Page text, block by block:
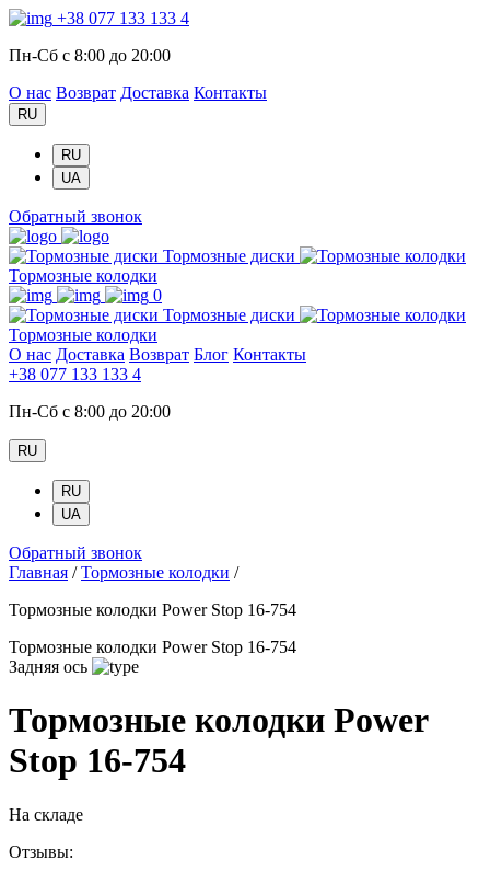
+38 077 133 133 4
Пн-Сб с 8:00 до 20:00
О нас Возврат Доставка Контакты
RU
RU
UA
Обратный звонок
Тормозные диски
Тормозные колодки
0
Тормозные диски
Тормозные колодки
О нас Доставка Возврат Блог Контакты
+38 077 133 133 4
Пн-Сб с 8:00 до 20:00
RU
RU
UA
Обратный звонок
Главная / Тормозные колодки /
Тормозные колодки Power Stop 16-754
Тормозные колодки Power Stop 16-754
Задняя ось
Тормозные колодки Power
Stop 16-754
На складе
Отзывы: